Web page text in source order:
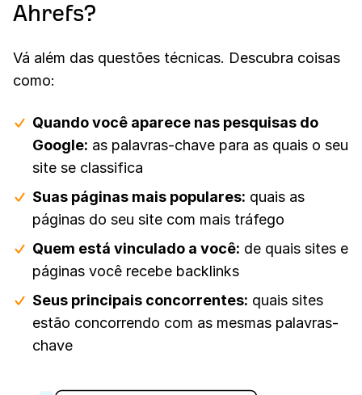
Ahrefs?
Vá além das questões técnicas. Descubra coisas
como:
Quando você aparece nas pesquisas do
Google: as palavras-chave para as quais o seu
site se classifica
Suas páginas mais populares: quais as
páginas do seu site com mais tráfego
Quem está vinculado a você: de quais sites e
páginas você recebe backlinks
Seus principais concorrentes: quais sites
estão concorrendo com as mesmas palavras-
chave